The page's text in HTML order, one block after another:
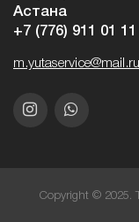
Астана
+7 (776) 911 01 11
m.yutaservice@mail.ru
Copyright © 2025.